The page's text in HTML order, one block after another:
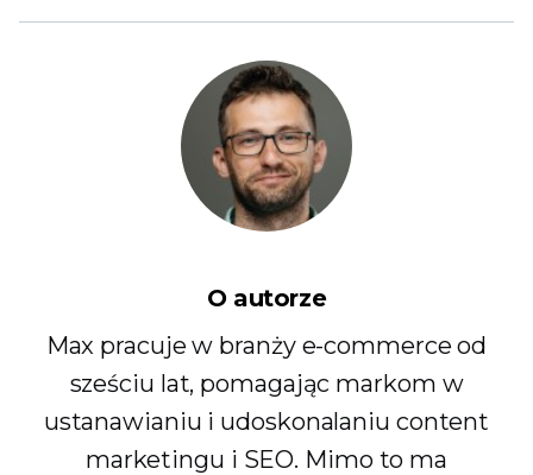
O autorze
Max pracuje w branży e-commerce od
sześciu lat, pomagając markom w
ustanawianiu i udoskonalaniu content
marketingu i SEO. Mimo to ma